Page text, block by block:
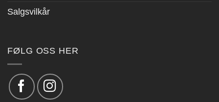
Salgsvilkår
FØLG OSS HER